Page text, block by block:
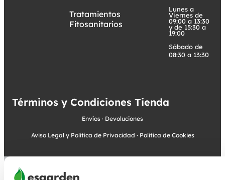
Tratamientos
Fitosanitarios
Lunes a
Viernes de
09:00 a 13:30
y de 15:30 a
19:00
Sábado de
08:30 a 13:30
Términos y Condiciones Tienda
Envíos · Devoluciones
Aviso Legal y Política de Privacidad · Política de Cookies